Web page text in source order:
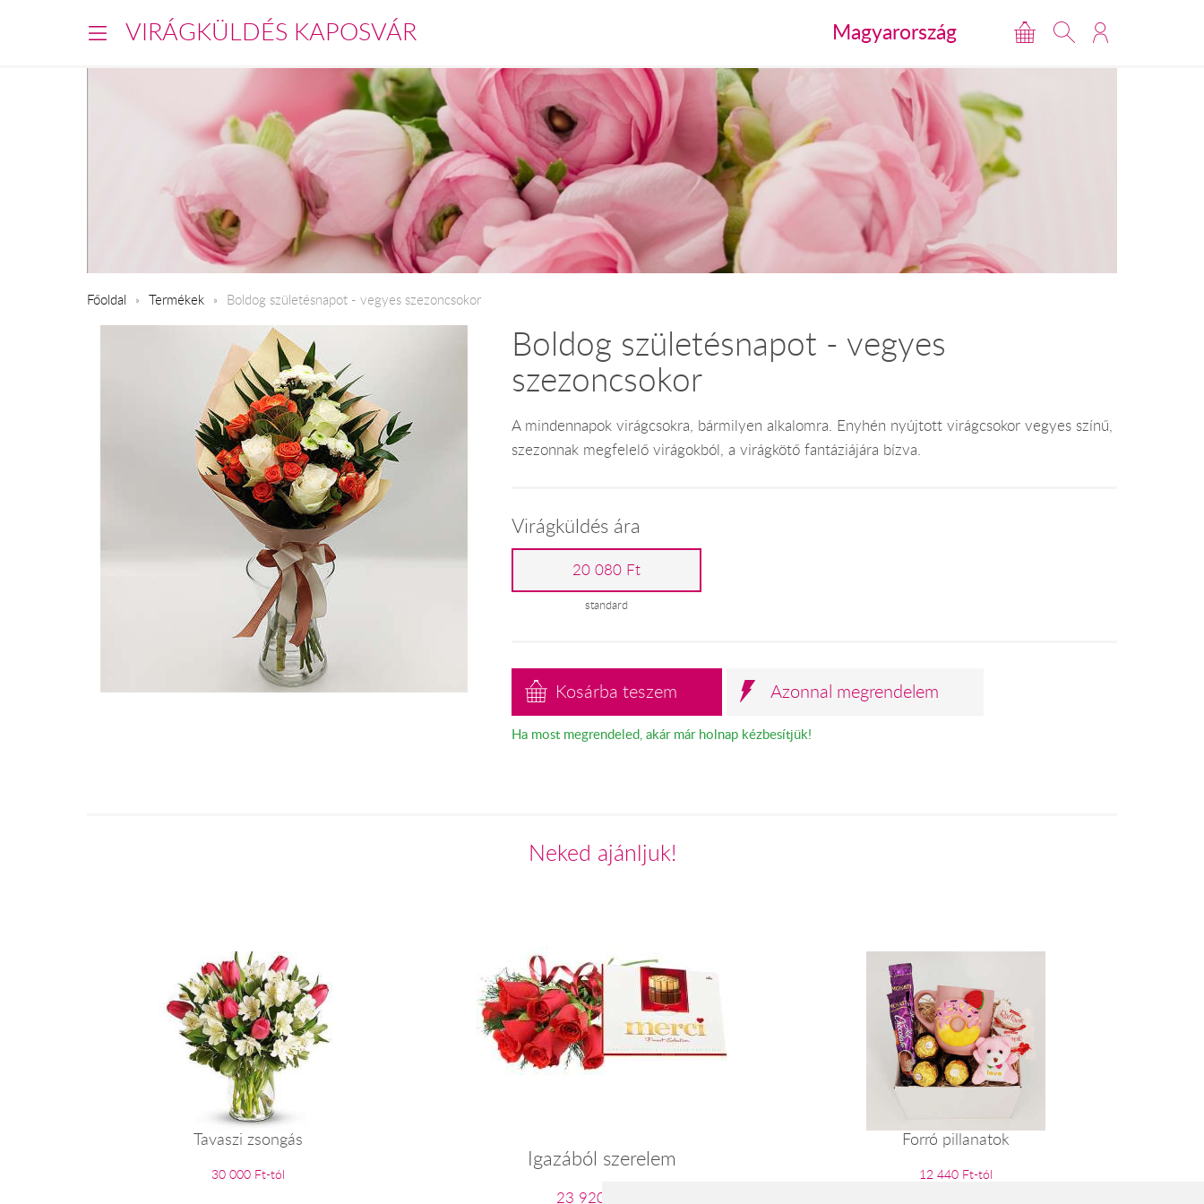
VIRÁGKÜLDÉS KAPOSVÁR Magyarország
Főoldal Termékek Boldog születésnapot - vegyes szezoncsokor
Boldog születésnapot - vegyes
szezoncsokor
A mindennapok virágcsokra, bármilyen alkalomra. Enyhén nyújtott virágcsokor vegyes színű,
szezonnak megfelelő virágokból, a virágkötő fantáziájára bízva.
Virágküldés ára
20 080 Ft
standard
Kosárba teszem Azonnal megrendelem
Ha most megrendeled, akár már holnap kézbesítjük!
Neked ajánljuk!
Tavaszi zsongás
30 000 Ft-tól
Igazából szerelem
23 920 Ft-tól
Forró pillanatok
12 440 Ft-tól